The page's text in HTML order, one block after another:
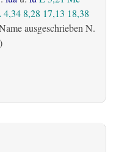
4,34 8,28 17,13 18,38
ausgeschrieben N.
)